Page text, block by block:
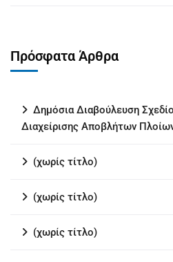
Πρόσφατα Άρθρα
Δημόσια Διαβούλευση
Διαχείρισης Αποβλήτων
(χωρίς τίτλο)
(χωρίς τίτλο)
(χωρίς τίτλο)